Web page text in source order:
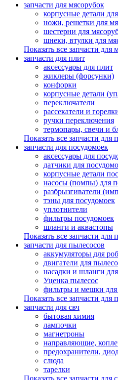
запчасти для мясорубок
корпусные детали
ножи, решетки для
шестерни для
шнеки, втулки для
Показать все запчасти для
запчасти для плит
аксессуары для плит
жиклеры (форсунки)
конфорки
корпусные детали
переключатели
рассекатели и
ручки переключения
термопары, свечи и
Показать все запчасти для
запчасти для посудомоек
аксессуары для
датчики для
корпусные детали
насосы (помпы) для
разбрызгиватели
тэны для посудомоек
уплотнители
фильтры посудомоек
шланги и аквастопы
Показать все запчасти для
запчасти для пылесосов
аккумуляторы для
двигатели для
насадки и шланги
Уценка пылесос
фильтры и мешки для
Показать все запчасти для
запчасти для свч
бытовая химия
лампочки
магнетроны
направляющие,
предохранители,
слюда
тарелки
Показать все запчасти для